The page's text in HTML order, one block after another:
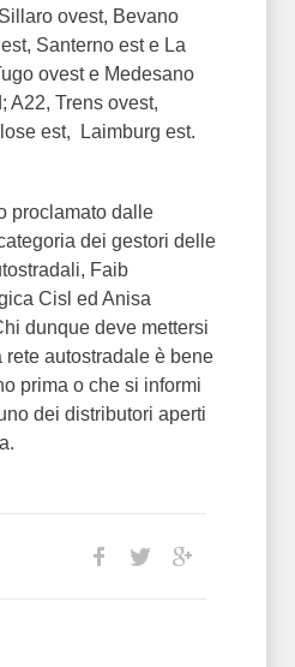
ovest, Bevano
Santerno est e La
ovest e Medesano
A22, Trens ovest,
est, Laimburg est.
proclamato dalle
dei gestori delle
Faib
Cisl ed Anisa
dunque deve mettersi
autostradale è bene
prima o che si informi
dei distributori aperti